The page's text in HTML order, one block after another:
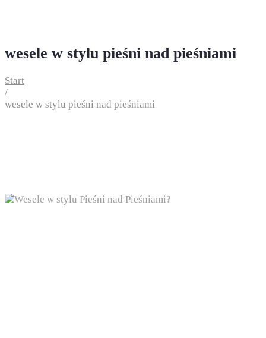
wesele w stylu pieśni nad pieśniami
Start
/
wesele w stylu pieśni nad pieśniami